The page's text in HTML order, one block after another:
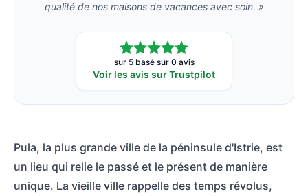
qualité de nos maisons de vacances avec soin. »
sur 5 basé sur 0 avis
Voir les avis sur Trustpilot
Pula, la plus grande ville de la péninsule d'Istrie, est
un lieu qui relie le passé et le présent de manière
unique. La vieille ville rappelle des temps révolus,